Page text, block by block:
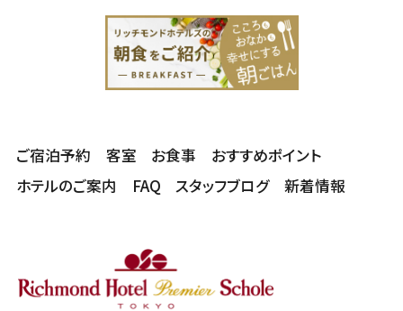
ご宿泊予約 客室 お食事
おすすめポイント
ホテルのご案内
FAQ スタッフブログ 新着情報